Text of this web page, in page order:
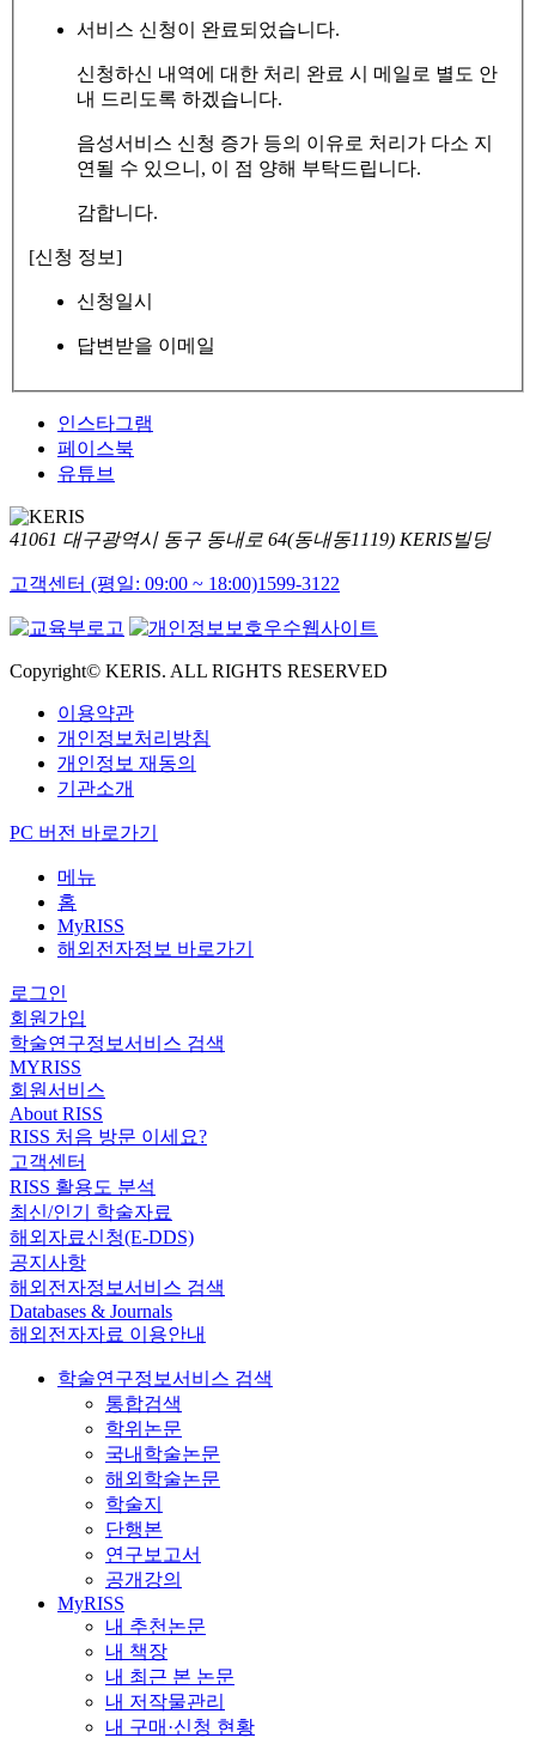
서비스 신청이 완료되었습니다.
신청하신 내역에 대한 처리 완료 시 메일로 별도 안
내 드리도록 하겠습니다.
음성서비스 신청 증가 등의 이유로 처리가 다소 지
연될 수 있으니, 이 점 양해 부탁드립니다.
감합니다.
[신청 정보]
신청일시
답변받을 이메일
인스타그램
페이스북
유튜브
41061 대구광역시 동구 동내로 64(동내동1119) KERIS빌딩
고객센터 (평일: 09:00 ~ 18:00)1599-3122
Copyright© KERIS. ALL RIGHTS RESERVED
이용약관
개인정보처리방침
개인정보 재동의
기관소개
PC 버전 바로가기
메뉴
홈
MyRISS
해외전자정보 바로가기
로그인
회원가입
학술연구정보서비스 검색
MYRISS
회원서비스
About RISS
RISS 처음 방문 이세요?
고객센터
RISS 활용도 분석
최신/인기 학술자료
해외자료신청(E-DDS)
공지사항
해외전자정보서비스 검색
Databases & Journals
해외전자자료 이용안내
학술연구정보서비스 검색
통합검색
학위논문
국내학술논문
해외학술논문
학술지
단행본
연구보고서
공개강의
MyRISS
내 추천논문
내 책장
내 최근 본 논문
내 저작물관리
내 구매·신청 현황